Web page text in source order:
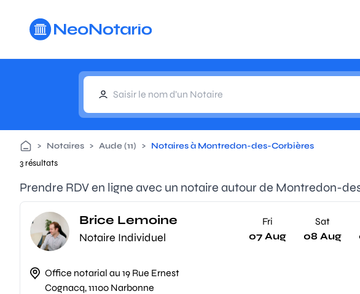
> Notaires > Aude (11) > Notaires à Montredon-des-Corbières
3 résultats
Prendre RDV en ligne avec un notaire autour de Montredon-
Brice Lemoine
Notaire Individuel
Office notarial au 19 Rue Ernest
Cognacq, 11100 Narbonne
Fri
07 Aug
Sat
08 Aug